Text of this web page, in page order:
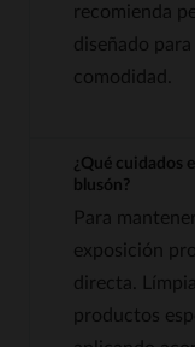
recomienda
diseñado
comodidad.
¿Qué cuidados
blusón?
Para
exposición
directa.
productos